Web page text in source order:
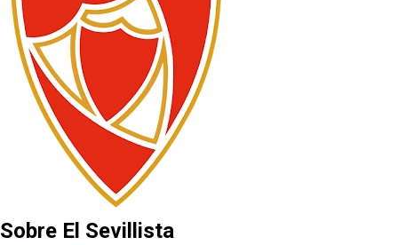
Sobre El Sevillista